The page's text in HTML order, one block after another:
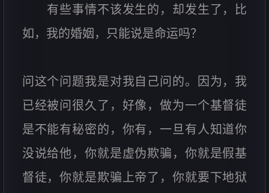
有些事情不该发生的，却发生了，比
如，我的婚姻，只能说是命运吗？
问这个问题我是对我自己问的。因为，我
已经被问很久了，好像，做为一个基督徒
是不能有秘密的，你有，一旦有人知道你
没说给他，你就是虚伪欺骗，你就是假基
督徒，你就是欺骗上帝了，你就要下地狱